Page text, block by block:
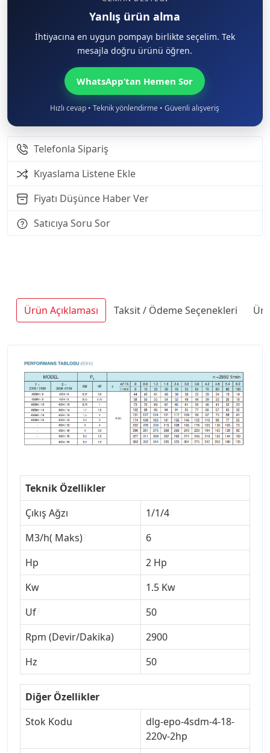
Yanlış ürün alma
İhtiyacına en uygun pompayı birlikte seçelim. Tek
mesajla doğru ürünü öğren.
WhatsApp’tan Hemen Sor
Hızlı cevap • Teknik yönlendirme • Güvenli alışveriş
Telefonla Sipariş
Kıyaslama Listene Ekle
Fiyatı Düşünce Haber Ver
Satıcıya Soru Sor
Ürün Açıklaması Taksit / Ödeme Seçenekleri
Teknik Özellikler
Çıkış Ağzı
1/1/4
M3/h( Maks)
6
Hp
2 Hp
Kw
1.5 Kw
Uf
50
Rpm (Devir/Dakika)
2900
Hz
50
Diğer Özellikler
Stok Kodu
dlg-epo-4sdm-4-18-
220v-2hp